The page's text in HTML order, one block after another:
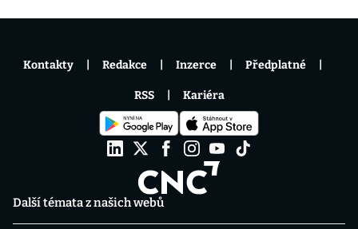
Další témata z našich webů
Kontakty Redakce Inzerce Předplatné
RSS Kariéra